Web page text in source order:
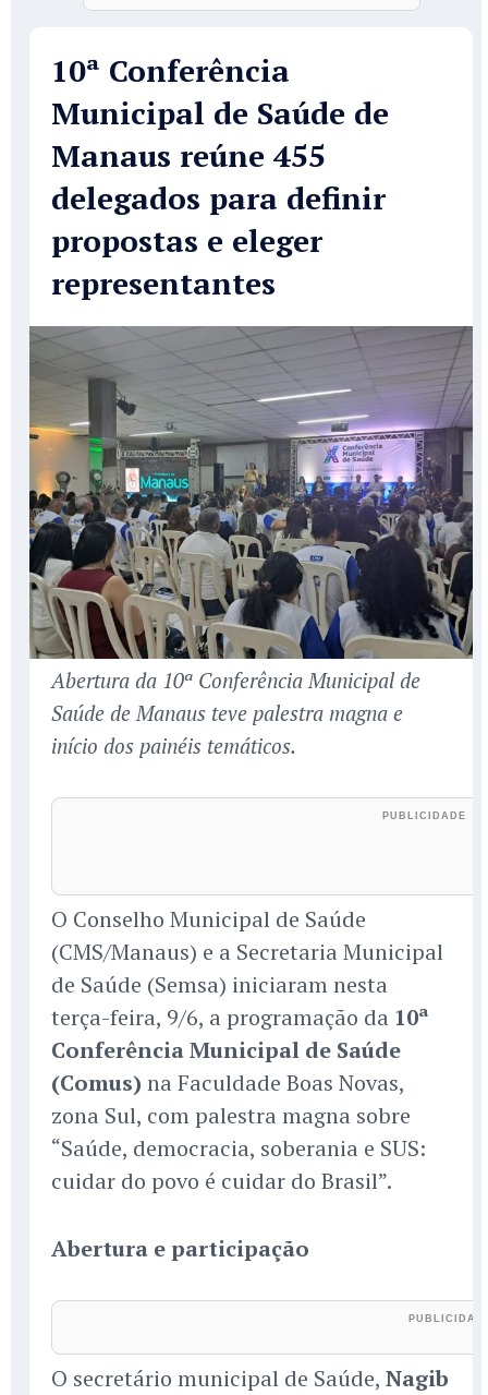
10ª Conferência
Municipal de Saúde de
Manaus reúne 455
delegados para definir
propostas e eleger
representantes
Abertura da 10ª Conferência Municipal de
Saúde de Manaus teve palestra magna e
início dos painéis temáticos.
O Conselho Municipal de Saúde
(CMS/Manaus) e a Secretaria Municipal
de Saúde (Semsa) iniciaram nesta
terça-feira, 9/6, a programação da 10ª
Conferência Municipal de Saúde
(Comus) na Faculdade Boas Novas,
zona Sul, com palestra magna sobre
“Saúde, democracia, soberania e SUS:
cuidar do povo é cuidar do Brasil”.
Abertura e participação
O secretário municipal de Saúde, Nagib